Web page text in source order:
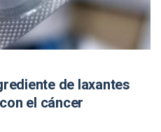
de laxantes
el cáncer